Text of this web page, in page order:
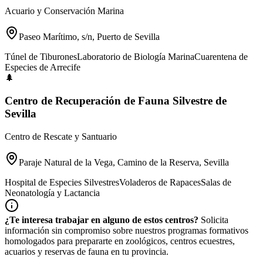
Acuario y Conservación Marina
Paseo Marítimo, s/n, Puerto de Sevilla
Túnel de TiburonesLaboratorio de Biología MarinaCuarentena de
Especies de Arrecife
🌲
Centro de Recuperación de Fauna Silvestre de
Sevilla
Centro de Rescate y Santuario
Paraje Natural de la Vega, Camino de la Reserva, Sevilla
Hospital de Especies SilvestresVoladeros de RapacesSalas de
Neonatología y Lactancia
¿Te interesa trabajar en alguno de estos centros? Solicita
información sin compromiso sobre nuestros programas formativos
homologados para prepararte en zoológicos, centros ecuestres,
acuarios y reservas de fauna en tu provincia.